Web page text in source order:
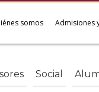
somos Admisiones
Social